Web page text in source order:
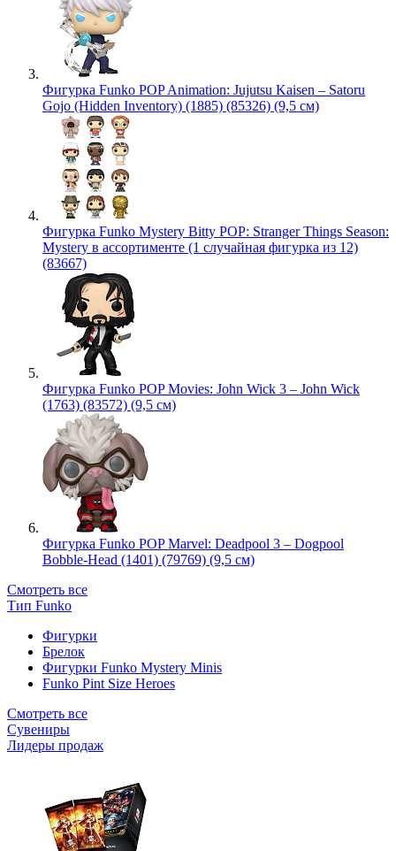
Фигурка Funko POP Animation: Jujutsu Kaisen – Satoru
Gojo (Hidden Inventory) (1885) (85326) (9,5 см)
Фигурка Funko Mystery Bitty POP: Stranger Things Season:
Mystery в ассортименте (1 случайная фигурка из 12)
(83667)
Фигурка Funko POP Movies: John Wick 3 – John Wick
(1763) (83572) (9,5 см)
Фигурка Funko POP Marvel: Deadpool 3 – Dogpool
Bobble-Head (1401) (79769) (9,5 см)
Смотреть все
Тип Funko
Фигурки
Брелок
Фигурки Funko Mystery Minis
Funko Pint Size Heroes
Смотреть все
Сувениры
Лидеры продаж